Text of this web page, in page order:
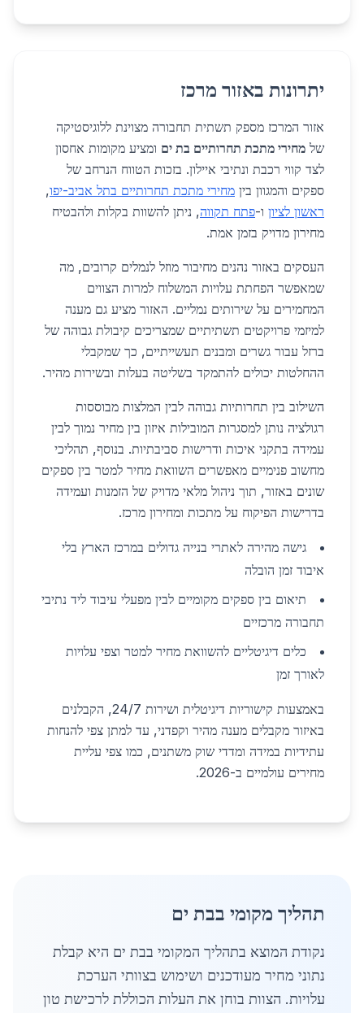
יתרונות באזור מרכז
אזור המרכז מספק תשתית תחבורה מצוינת ללוגיסטיקה
של מחירי מתכת תחרותיים בת ים ומציע מקומות אחסון
לצד קווי רכבת ונתיבי איילון. בזכות הטווח הנרחב של
ספקים והמגוון בין מחירי מתכת תחרותיים בתל אביב-יפו,
ראשון לציון ו-פתח תקווה, ניתן להשוות בקלות ולהבטיח
מחירון מדויק בזמן אמת.
העסקים באזור נהנים מחיבור מוזל לנמלים קרובים, מה
שמאפשר הפחתת עלויות המשלוח למרות הצווים
המחמירים על שירותים נמליים. האזור מציע גם מענה
למיזמי פרויקטים תשתיתיים שמצריכים קיבולת גבוהה של
ברזל עבור גשרים ומבנים תעשייתיים, כך שמקבלי
ההחלטות יכולים להתמקד בשליטה בעלות ובשירות מהיר.
השילוב בין תחרותיות גבוהה לבין המלצות מבוססות
רגולציה נותן למסגרות המובילות איזון בין מחיר נמוך לבין
עמידה בתקני איכות ודרישות סביבתיות. בנוסף, תהליכי
מחשוב פנימיים מאפשרים השוואת מחיר למטר בין ספקים
שונים באזור, תוך ניהול מלאי מדויק של הזמנות ועמידה
בדרישות הפיקוח על מתכות ומחירון מרכז.
גישה מהירה לאתרי בנייה גדולים במרכז הארץ בלי
איבוד זמן הובלה
תיאום בין ספקים מקומיים לבין מפעלי עיבוד ליד נתיבי
תחבורה מרכזיים
כלים דיגיטליים להשוואת מחיר למטר וצפי עלויות
לאורך זמן
באמצעות קישוריות דיגיטלית ושירות 24/7, הקבלנים
באיזור מקבלים מענה מהיר וקפדני, עד למתן צפי להנחות
עתידיות במידה ומדדי שוק משתנים, כמו צפי עליית
מחירים עולמיים ב-2026.
תהליך מקומי בבת ים
נקודת המוצא בתהליך המקומי בבת ים היא קבלת
נתוני מחיר מעודכנים ושימוש בצוותי הערכת
עלויות. הצוות בוחן את העלות הכוללת לרכישת טון